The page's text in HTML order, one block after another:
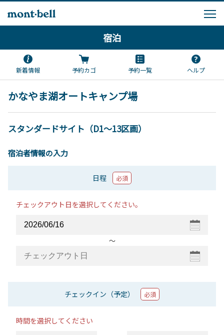
宿泊
新着情報 予約カゴ 予約一覧 ヘルプ
かなやま湖オートキャンプ場
スタンダードサイト（D1～13区画）
宿泊者情報の入力
日程 必須
チェックアウト日を選択してください。
〜
チェックイン（予定） 必須
時間を選択してください